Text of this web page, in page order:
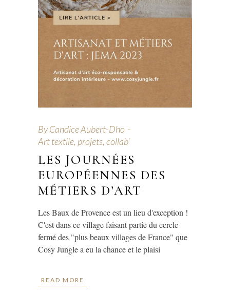
ByCandice Aubert-Dho
Art textile, projets, collab'
LES JOURNÉES
EUROPÉENNES DES
MÉTIERS D’ART
Les Baux de Provence est un lieu d'exception !
C'est dans ce village faisant partie du cercle
fermé des "plus beaux villages de France" que
Cosy Jungle a eu la chance et le plaisi
READ MORE